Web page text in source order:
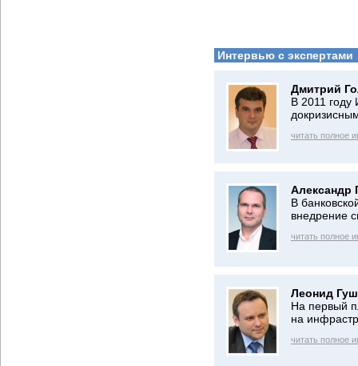
Интервью с экспертами
Дмитрий
В 2011 году
читать полное
Александр
В
внедрение
читать полное
Леонид
На первый
на
читать полное